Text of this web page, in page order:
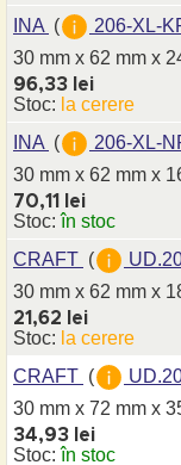
INA ( 206-XL-
30 mm x 62 mm x
96,33 lei
Stoc: la cerere
INA ( 206-XL-
30 mm x 62 mm x
70,11 lei
Stoc:în stoc
CRAFT (
30 mm x 62 mm x
21,62 lei
Stoc: la cerere
CRAFT (
30 mm x 72 mm x
34,93 lei
Stoc:în stoc